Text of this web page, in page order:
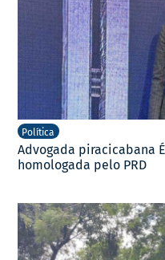
Política
Advogada piracicabana
homologada pelo PRD